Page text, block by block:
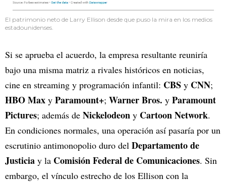
El patrimonio neto de Larry Ellison desde que puso la mira en los medios
estadounidenses.
Si se aprueba el acuerdo, la empresa resultante reuniría
bajo una misma matriz a rivales históricos en noticias,
cine en streaming y programación infantil: CBS y CNN;
HBO Max y Paramount+; Warner Bros. y Paramount
Pictures; además de Nickelodeon y Cartoon Network.
En condiciones normales, una operación así pasaría por un
escrutinio antimonopolio duro del Departamento de
Justicia y la Comisión Federal de Comunicaciones. Sin
embargo, el vínculo estrecho de los Ellison con la